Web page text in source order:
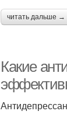
читать дальше →
Какие